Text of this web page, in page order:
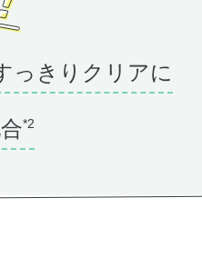
っきりクリアに
*2